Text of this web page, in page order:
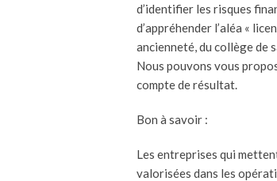
d’identifier les risques
d’appréhender l’aléa «
ancienneté, du collège de
Nous pouvons vous
compte de résultat.
Bon à savoir :
Les entreprises qui
valorisées dans les